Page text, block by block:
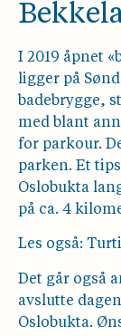
I 2019 åpnet
ligger på
badebrygge,
med blant
for parkour.
parken. Et
Oslobukta
på ca. 4
Les også:
Det går også
avslutte
Oslobukta.